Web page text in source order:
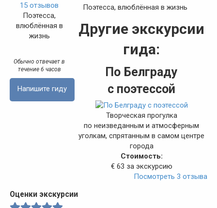
15 отзывов
Поэтесса,
влюблённая в
жизнь
Обычно отвечает в
течение 6 часов
Напишите гиду
Поэтесса, влюблённая в жизнь
Другие экскурсии
гида:
По Белграду
с поэтессой
Творческая прогулка
по неизведанным и атмосферным
уголкам, спрятанным в самом центре
города
Стоимость:
€ 63 за экскурсию
Посмотреть 3 отзыва
Оценки экскурсии